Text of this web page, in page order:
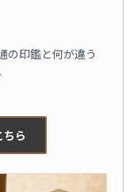
の印鑑と何が違う
ら